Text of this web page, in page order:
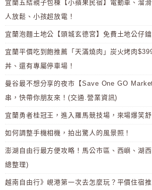
宜蘭五結親子包棟【小蘋果民宿】電動車、溜
人放鬆、小孩超放電！
宜蘭泡麵土地公【頭城玄德宮】免費土地公仔
宜蘭平價吃到飽推薦「天滿燒肉」炭火烤肉
丼、還有專屬停車場！
曼谷最不想分享的夜市【Save One GO
串，快帶你朋友來！(交通.營業資訊)
宜蘭勇者桂冠王，進入羅馬競技場，來場爆笑
如何調整手機相機，拍出驚人的風景照！
澎湖自由行最方便攻略！馬公市區、西嶼、湖
總整理)
越南自由行》峴港第一次去怎麼玩？平價住宿